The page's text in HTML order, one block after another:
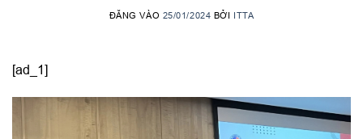
ĐĂNG VÀO 25/01/2024 BỞI ITTA
[ad_1]